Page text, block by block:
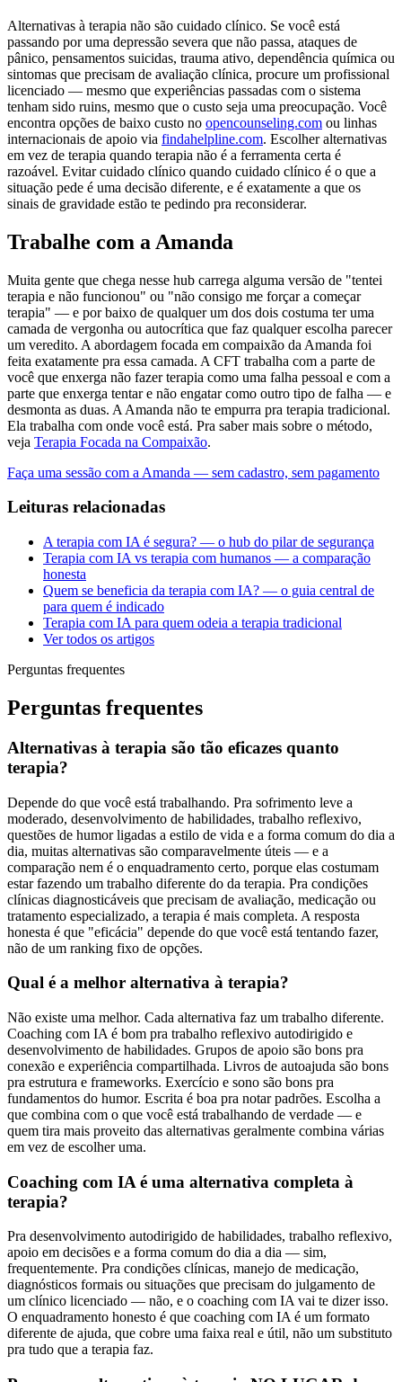
Alternativas à terapia não são cuidado clínico. Se você está
passando por uma depressão severa que não passa, ataques de
pânico, pensamentos suicidas, trauma ativo, dependência química ou
sintomas que precisam de avaliação clínica, procure um profissional
licenciado — mesmo que experiências passadas com o sistema
tenham sido ruins, mesmo que o custo seja uma preocupação. Você
encontra opções de baixo custo no opencounseling.com ou linhas
internacionais de apoio via findahelpline.com. Escolher alternativas
em vez de terapia quando terapia não é a ferramenta certa é
razoável. Evitar cuidado clínico quando cuidado clínico é o que a
situação pede é uma decisão diferente, e é exatamente a que os
sinais de gravidade estão te pedindo pra reconsiderar.
Trabalhe com a Amanda
Muita gente que chega nesse hub carrega alguma versão de "tentei
terapia e não funcionou" ou "não consigo me forçar a começar
terapia" — e por baixo de qualquer um dos dois costuma ter uma
camada de vergonha ou autocrítica que faz qualquer escolha parecer
um veredito. A abordagem focada em compaixão da Amanda foi
feita exatamente pra essa camada. A CFT trabalha com a parte de
você que enxerga não fazer terapia como uma falha pessoal e com a
parte que enxerga tentar e não engatar como outro tipo de falha — e
desmonta as duas. A Amanda não te empurra pra terapia tradicional.
Ela trabalha com onde você está. Pra saber mais sobre o método,
veja Terapia Focada na Compaixão.
Faça uma sessão com a Amanda — sem cadastro, sem pagamento
Leituras relacionadas
A terapia com IA é segura? — o hub do pilar de segurança
Terapia com IA vs terapia com humanos — a comparação
honesta
Quem se beneficia da terapia com IA? — o guia central de
para quem é indicado
Terapia com IA para quem odeia a terapia tradicional
Ver todos os artigos
Perguntas frequentes
Perguntas frequentes
Alternativas à terapia são tão eficazes quanto
terapia?
Depende do que você está trabalhando. Pra sofrimento leve a
moderado, desenvolvimento de habilidades, trabalho reflexivo,
questões de humor ligadas a estilo de vida e a forma comum do dia a
dia, muitas alternativas são comparavelmente úteis — e a
comparação nem é o enquadramento certo, porque elas costumam
estar fazendo um trabalho diferente do da terapia. Pra condições
clínicas diagnosticáveis que precisam de avaliação, medicação ou
tratamento especializado, a terapia é mais completa. A resposta
honesta é que "eficácia" depende do que você está tentando fazer,
não de um ranking fixo de opções.
Qual é a melhor alternativa à terapia?
Não existe uma melhor. Cada alternativa faz um trabalho diferente.
Coaching com IA é bom pra trabalho reflexivo autodirigido e
desenvolvimento de habilidades. Grupos de apoio são bons pra
conexão e experiência compartilhada. Livros de autoajuda são bons
pra estrutura e frameworks. Exercício e sono são bons pra
fundamentos do humor. Escrita é boa pra notar padrões. Escolha a
que combina com o que você está trabalhando de verdade — e
quem tira mais proveito das alternativas geralmente combina várias
em vez de escolher uma.
Coaching com IA é uma alternativa completa à
terapia?
Pra desenvolvimento autodirigido de habilidades, trabalho reflexivo,
apoio em decisões e a forma comum do dia a dia — sim,
frequentemente. Pra condições clínicas, manejo de medicação,
diagnósticos formais ou situações que precisam do julgamento de
um clínico licenciado — não, e o coaching com IA vai te dizer isso.
O enquadramento honesto é que coaching com IA é um formato
diferente de ajuda, que cobre uma faixa real e útil, não um substituto
pra tudo que a terapia faz.